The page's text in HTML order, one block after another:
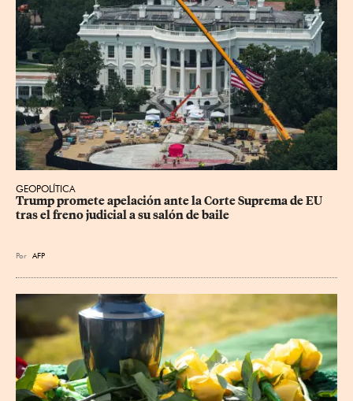
GEOPOLÍTICA
Trump promete apelación ante la Corte Suprema de EU
tras el freno judicial a su salón de baile
Por AFP